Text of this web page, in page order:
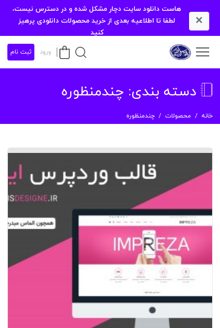
×
هاست دانلود سایت دچار مشکل شده و در دسترس نیست،
لطفا تا اطلاعیه بعدی از خرید محصولات دانلودی پرهیز
کنید
ورود ثبت نام
دسته بندی: چندمنظوره
خانه محصولات چندمنظوره